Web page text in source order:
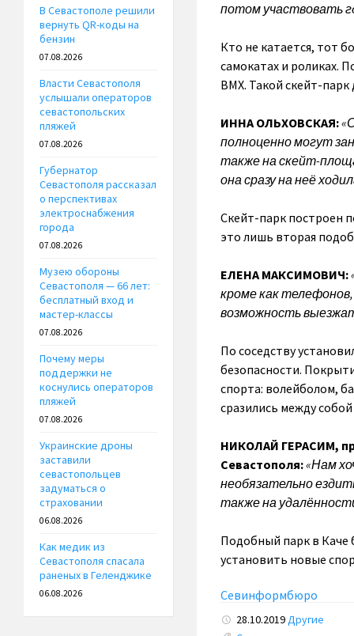
потом участвовать
Кто не катается, тот
самокатах и роликах.
BMX. Такой скейт-
ИННА ОЛЬХОВСКАЯ:
полноценно могут
также на скейт-
она сразу на неё
Скейт-парк построен
это лишь вторая
ЕЛЕНА МАКСИМОВИЧ:
кроме как
возможность
По соседству
безопасности.
спорта: волейболом,
сразились между
НИКОЛАЙ ГЕРАСИМ,
Севастополя:«Нам
необязательно
также на
Подобный парк в Каче
установить новые
Севинформбюро
28.10.2019Другие
В Севастополе решили
вернуть QR-коды на
бензин
07.08.2026
Власти Севастополя
услышали операторов
севастопольских
пляжей
07.08.2026
Губернатор
Севастополя рассказал
о перспективах
электроснабжения
города
07.08.2026
Музею обороны
Севастополя — 66 лет:
бесплатный вход и
мастер-классы
07.08.2026
Почему меры
поддержки не
коснулись операторов
пляжей
07.08.2026
Украинские дроны
заставили
севастопольцев
задуматься о
страховании
06.08.2026
Как медик из
Севастополя спасала
раненых в Геленджике
06.08.2026